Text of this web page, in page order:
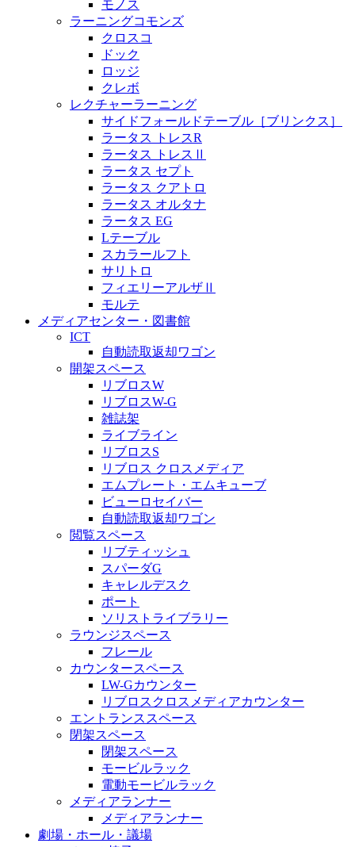
モノス
ラーニングコモンズ
クロスコ
ドック
ロッジ
クレボ
レクチャーラーニング
サイドフォールドテーブル［ブリンクス］
ラータス トレスR
ラータス トレスⅡ
ラータス セプト
ラータス クアトロ
ラータス オルタナ
ラータス EG
Lテーブル
スカラールフト
サリトロ
フィエリーアルザⅡ
モルテ
メディアセンター・図書館
ICT
自動読取返却ワゴン
開架スペース
リブロスW
リブロスW-G
雑誌架
ライブライン
リブロスS
リブロス クロスメディア
エムプレート・エムキューブ
ビューロセイバー
自動読取返却ワゴン
閲覧スペース
リブティッシュ
スパーダG
キャレルデスク
ポート
ソリストライブラリー
ラウンジスペース
フレール
カウンタースペース
LW-Gカウンター
リブロスクロスメディアカウンター
エントランススペース
閉架スペース
閉架スペース
モービルラック
電動モービルラック
メディアランナー
メディアランナー
劇場・ホール・議場